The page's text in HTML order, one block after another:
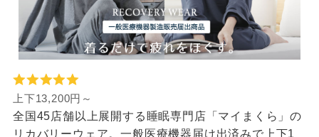
上下13,200円～
全国45店舗以上展開する睡眠専門店「マイまくら」の
リカバリーウェア。一般医療機器届け出済みで上下1